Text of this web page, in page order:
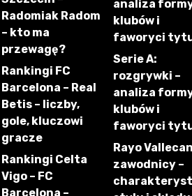
Radomiak Radom
– kto ma
przewagę?
Rankingi FC
Barcelona – Real
Betis – liczby,
gole, kluczowi
gracze
Rankingi Celta
Vigo – FC
Barcelona –
analiza
klubów i
faworyci
Serie A:
rozgrywki –
analiza
klubów i
faworyci
Rayo
zawodnicy –